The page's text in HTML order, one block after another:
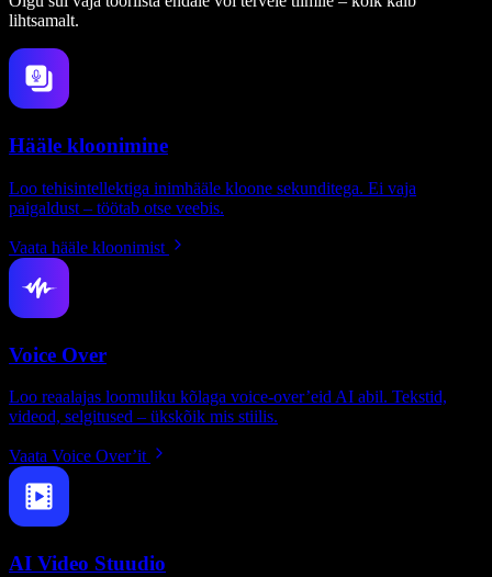
lihtsamalt.
Hääle kloonimine
Loo tehisintellektiga inimhääle kloone sekunditega. Ei vaja
paigaldust – töötab otse veebis.
Vaata hääle kloonimist
Voice Over
Loo reaalajas loomuliku kõlaga voice-over’eid AI abil. Tekstid,
videod, selgitused – ükskõik mis stiilis.
Vaata Voice Over’it
AI Video Stuudio